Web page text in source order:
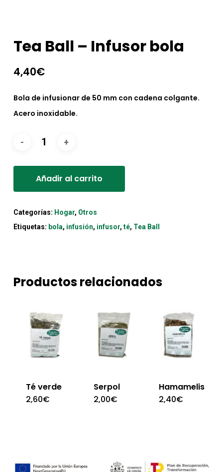
Tea Ball – Infusor bola
4,40€
Bola de infusionar de 50 mm con cadena colgante.
Acero inoxidable.
Añadir al carrito
Categorías: Hogar, Otros
Etiquetas: bola, infusión, infusor, té, Tea Ball
Productos relacionados
Té verde
2,60€
Serpol
2,00€
Hamamelis
2,40€